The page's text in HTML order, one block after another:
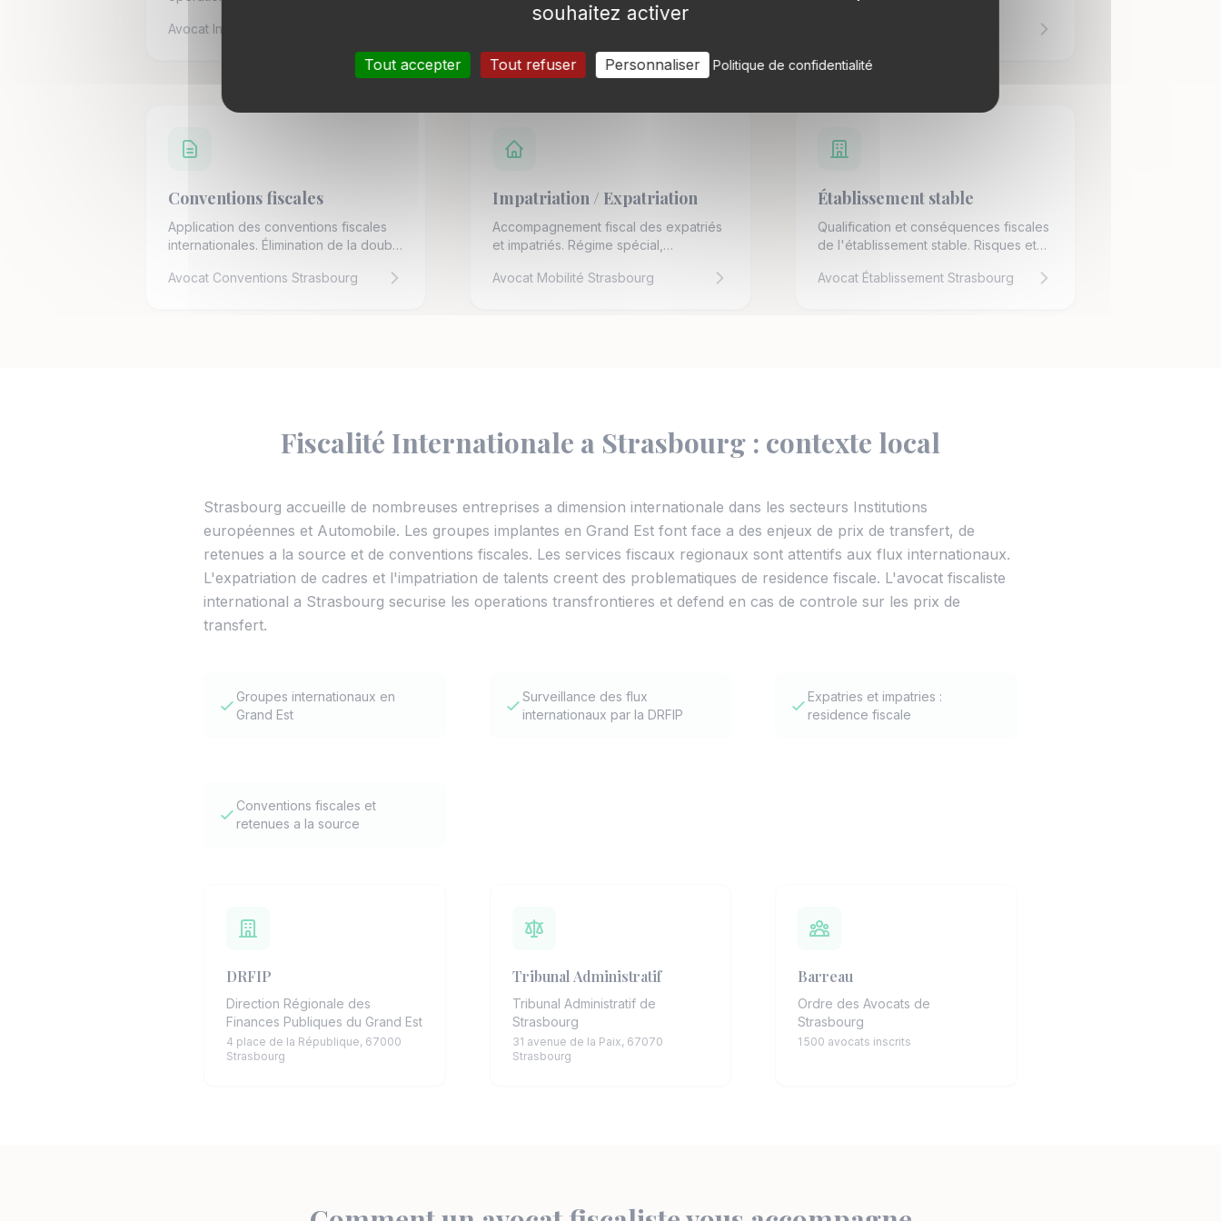
Avocat International Strasbourg
contrôle fiscal.
Conventions fiscales
Application des conventions fiscales
internationales. Élimination de la double
Avocat Conventions Strasbourg
Impatriation / Expatriation
Accompagnement fiscal des expatriés
et impatriés. Régime spécial,
Avocat Mobilité Strasbourg
Établissement stable
Qualification et conséquences fiscales
de l'établissement stable. Risques et
Avocat Établissement Strasbourg
Fiscalité Internationale a Strasbourg : contexte local
Strasbourg accueille de nombreuses entreprises a dimension internationale dans les secteurs Institutions
européennes et Automobile. Les groupes implantes en Grand Est font face a des enjeux de prix de transfert, de
retenues a la source et de conventions fiscales. Les services fiscaux regionaux sont attentifs aux flux internationaux.
L'expatriation de cadres et l'impatriation de talents creent des problematiques de residence fiscale. L'avocat fiscaliste
international a Strasbourg securise les operations transfrontieres et defend en cas de controle sur les prix de
transfert.
Groupes internationaux en
Grand Est
Surveillance des flux
internationaux par la DRFIP
Expatries et impatries :
residence fiscale
Conventions fiscales et
retenues a la source
DRFIP
Direction Régionale des
Finances Publiques du Grand Est
4 place de la République, 67000
Strasbourg
Tribunal Administratif
Tribunal Administratif de
Strasbourg
31 avenue de la Paix, 67070
Strasbourg
Barreau
Ordre des Avocats de
Strasbourg
1 500 avocats inscrits
souhaitez activer
Tout accepter Tout refuser Personnaliser Politique de confidentialité